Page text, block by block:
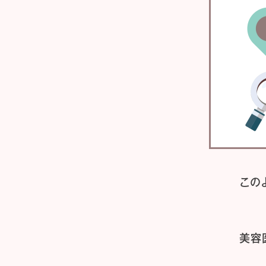
この
美容